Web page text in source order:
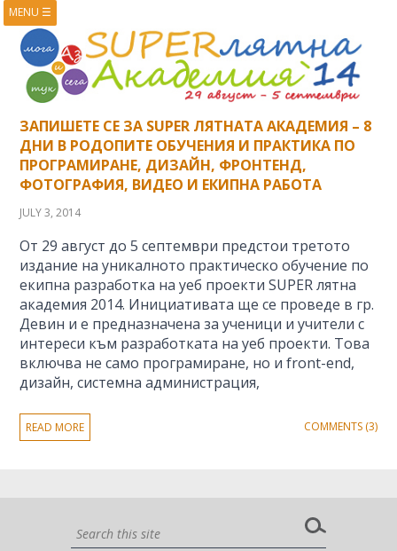
MENU ☰
HOME
BOOKS
COURSES
VIDEOS
PRESENTATIONS
CONTACTS
RSS FEED
ЗАПИШЕТЕ СЕ ЗА SUPER ЛЯТНАТА АКАДЕМИЯ – 8
ДНИ В РОДОПИТЕ ОБУЧЕНИЯ И ПРАКТИКА ПО
ПРОГРАМИРАНЕ, ДИЗАЙН, ФРОНТЕНД,
ФОТОГРАФИЯ, ВИДЕО И ЕКИПНА РАБОТА
JULY 3, 2014
От 29 август до 5 септември предстои третото
издание на уникалното практическо обучение по
екипна разработка на уеб проекти SUPER лятна
академия 2014. Инициативата ще се проведе в гр.
Девин и е предназначена за ученици и учители с
интереси към разработката на уеб проекти. Това
включва не само програмиране, но и front-end,
дизайн, системна администрация,
READ MORE COMMENTS (3)